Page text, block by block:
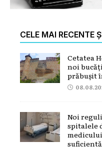
CELE MAI RECENTE
Cetatea
noi
prăbușit
Noi
spitalele
suficientă